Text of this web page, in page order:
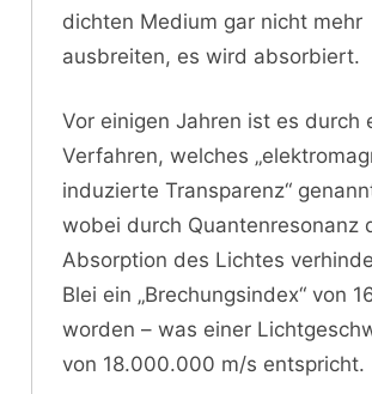
dichten Medium gar nicht mehr
ausbreiten, es wird absorbiert.
Vor einigen Jahren ist es durch
Verfahren, welches
induzierte Transparenz“
wobei durch Quantenresonanz
Absorption des Lichtes
Blei ein „Brechungsindex“ von
worden – was einer
von 18.000.000 m/s entspricht.